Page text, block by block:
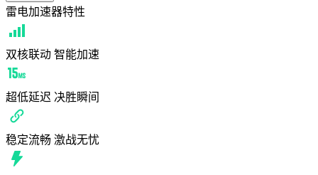
雷电加速器特性
双核联动 智能加速
超低延迟 决胜瞬间
稳定流畅 激战无忧